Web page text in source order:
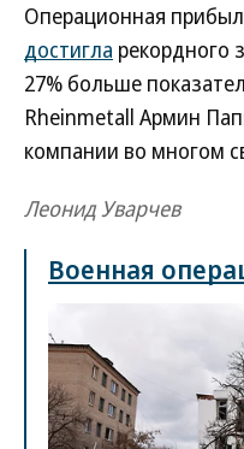
Операционная
достигла рекордного
27% больше
Rheinmetall Армин
компании во многом
Леонид Уварчев
Военная